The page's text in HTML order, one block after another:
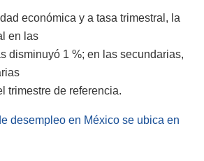
económica y a tasa trimestral, la
en las
disminuyó 1 %; en las secundarias,
trimestre de referencia.
desempleo en México se ubica en